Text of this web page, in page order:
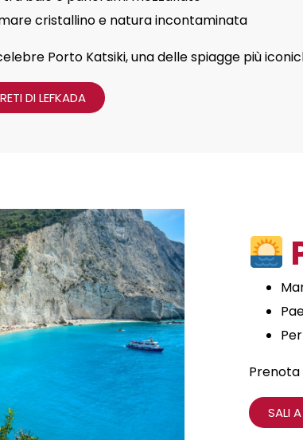
cristallino e natura incontaminata
Porto Katsiki, una delle spiagge più
DI LEFKADA
SALI